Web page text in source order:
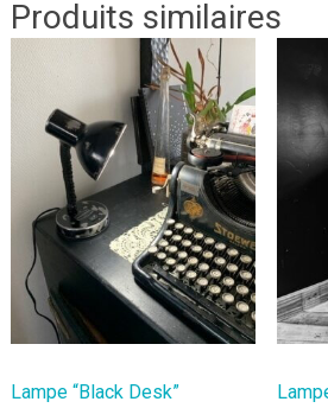
Produits similaires
Lampe “Black Desk”